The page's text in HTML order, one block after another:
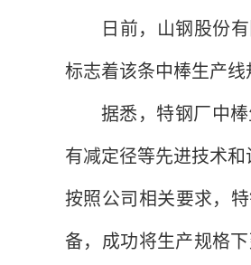
日前，山钢股份
标志着该条中棒生产线
据悉，特钢厂中
有减定径等先进技术
按照公司相关要求，
备，成功将生产规格